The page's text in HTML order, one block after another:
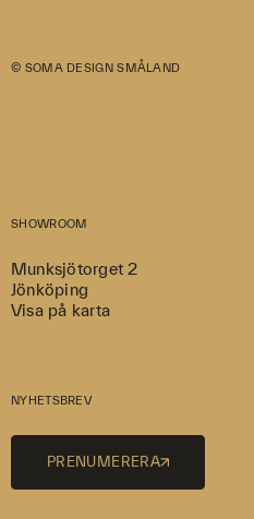
© SOMA DESIGN SMÅLAND
SHOWROOM
Munksjötorget 2
Jönköping
Visa på karta
NYHETSBREV
PRENUMERERA